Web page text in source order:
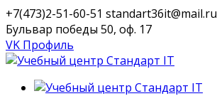
+7(473)2-51-60-51 standart36it@mail.ru
Бульвар победы 50, оф. 17
VK Профиль